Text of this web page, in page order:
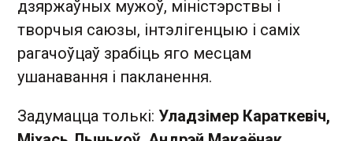
дзяржаўных мужоў, міністэрствы і
творчыя саюзы, інтэлігенцыю і саміх
рагачоўцаў зрабіць яго месцам
ушанавання і пакланення.
Задумацца толькі: Уладзімер Караткевіч,